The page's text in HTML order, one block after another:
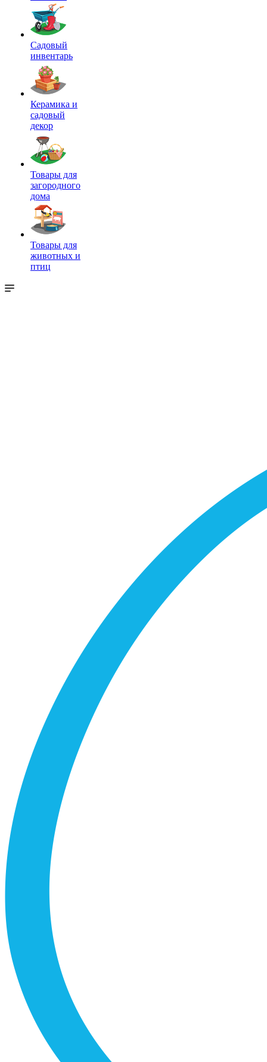
Садовый
инвентарь
Керамика и
садовый
декор
Товары для
загородного
дома
Товары для
животных и
птиц